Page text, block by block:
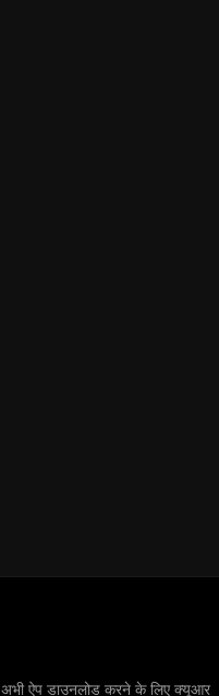
अभी ऐप डाउनलोड करने के लिए क्यूआर